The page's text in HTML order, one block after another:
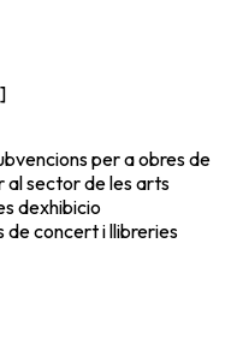
per a obres de
al sector de les arts
dexhibicio
concert i llibreries